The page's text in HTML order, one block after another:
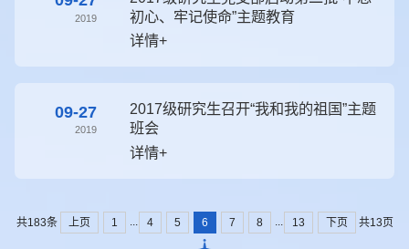
2019
初心、牢记使命”主题教育
详情+
09-27
2019
2017级研究生召开“我和我的祖国”主题
班会
详情+
共183条 上页 1 ... 4 5 6 7 8 ... 13 下页 共13页